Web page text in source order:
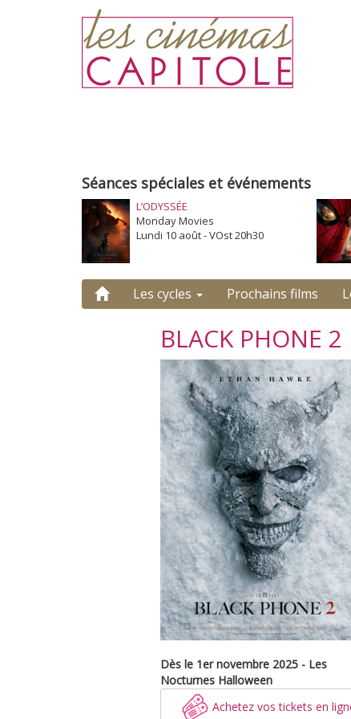
Séances spéciales et événements
L’ODYSSÉE
Monday Movies
Lundi 10 août - VOst 20h30
Les cycles Prochains films
BLACK PHONE 2
Dès le 1er novembre 2025 - Les
Nocturnes Halloween
Achetez vos tickets en